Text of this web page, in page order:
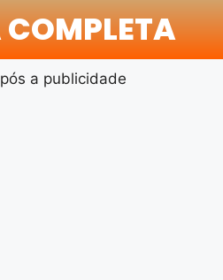
COMPLETA
a publicidade